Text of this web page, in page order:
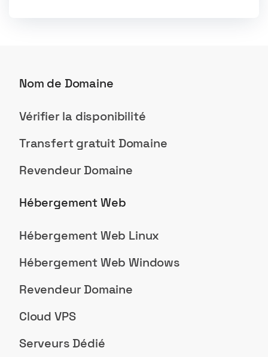
Nom de Domaine
Vérifier la disponibilité
Transfert gratuit Domaine
Revendeur Domaine
Hébergement Web
Hébergement Web Linux
Hébergement Web Windows
Revendeur Domaine
Cloud VPS
Serveurs Dédié